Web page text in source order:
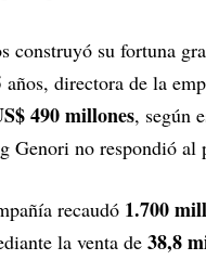
construyó su fortuna
años, directora de la
490 millones, según
Genori no respondió al
recaudó 1.700
la venta de 38,8